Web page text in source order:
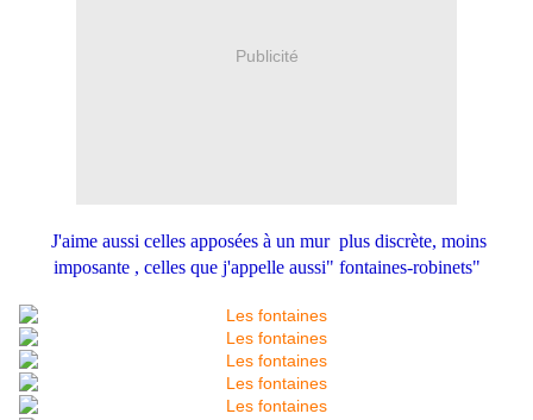
Publicité
J'aime aussi celles apposées à un mur plus discrète, moins
imposante , celles que j'appelle aussi" fontaines-robinets"